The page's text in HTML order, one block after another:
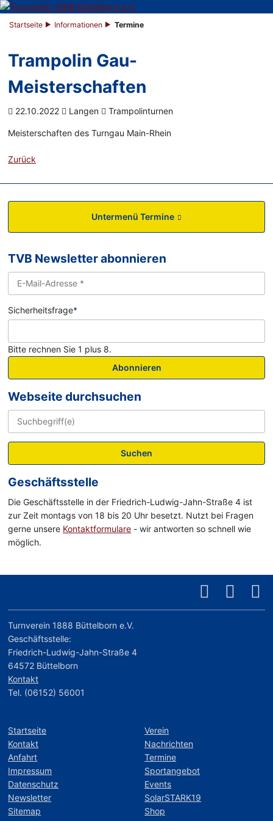
Startseite Informationen Termine
Trampolin Gau-
Meisterschaften
22.10.2022 Langen Trampolinturnen
Meisterschaften des Turngau Main-Rhein
Zurück
Untermenü Termine
TVB Newsletter abonnieren
Sicherheitsfrage*
Bitte rechnen Sie 1 plus 8.
Abonnieren
Webseite durchsuchen
Suchen
Geschäftsstelle
Die Geschäftsstelle in der Friedrich-Ludwig-Jahn-Straße 4 ist
zur Zeit montags von 18 bis 20 Uhr besetzt. Nutzt bei Fragen
gerne unsere Kontaktformulare - wir antworten so schnell wie
möglich.
Turnverein 1888 Büttelborn e.V.
Geschäftsstelle:
Friedrich-Ludwig-Jahn-Straße 4
64572 Büttelborn
Kontakt
Tel. (06152) 56001
Startseite
Kontakt
Anfahrt
Impressum
Datenschutz
Newsletter
Sitemap
Verein
Nachrichten
Termine
Sportangebot
Events
SolarSTARK19
Shop